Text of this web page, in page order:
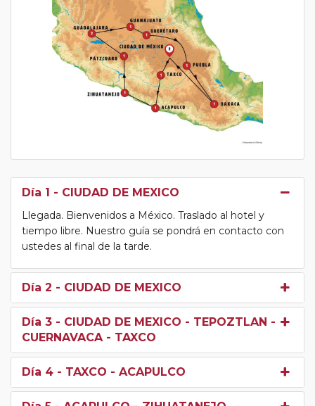
Día 1 - CIUDAD DE MEXICO
Llegada. Bienvenidos a México. Traslado al hotel y
tiempo libre. Nuestro guía se pondrá en contacto con
ustedes al final de la tarde.
Día 2 - CIUDAD DE MEXICO
Día 3 - CIUDAD DE MEXICO - TEPOZTLAN -
CUERNAVACA - TAXCO
Día 4 - TAXCO - ACAPULCO